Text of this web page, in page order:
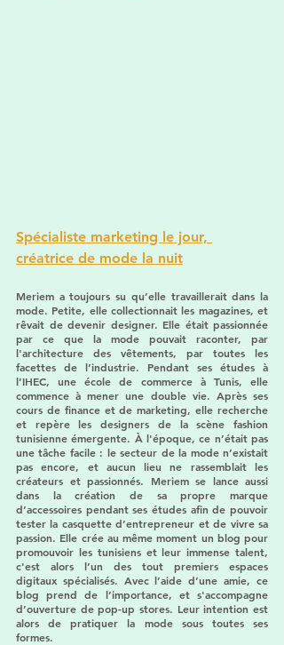
Spécialiste marketing le jour,
créatrice de mode la nuit
Meriem a toujours su qu’elle travaillerait dans la
mode. Petite, elle collectionnait les magazines, et
rêvait de devenir designer. Elle était passionnée
par ce que la mode pouvait raconter, par
l'architecture des vêtements, par toutes les
facettes de l’industrie. Pendant ses études à
l’IHEC, une école de commerce à Tunis, elle
commence à mener une double vie. Après ses
cours de finance et de marketing, elle recherche
et repère les designers de la scène fashion
tunisienne émergente. À l'époque, ce n’était pas
une tâche facile : le secteur de la mode n’existait
pas encore, et aucun lieu ne rassemblait les
créateurs et passionnés. Meriem se lance aussi
dans la création de sa propre marque
d’accessoires pendant ses études afin de pouvoir
tester la casquette d’entrepreneur et de vivre sa
passion. Elle crée au même moment un blog pour
promouvoir les tunisiens et leur immense talent,
c'est alors l’un des tout premiers espaces
digitaux spécialisés. Avec l’aide d’une amie, ce
blog prend de l’importance, et s'accompagne
d’ouverture de pop-up stores. Leur intention est
alors de pratiquer la mode sous toutes ses
formes.